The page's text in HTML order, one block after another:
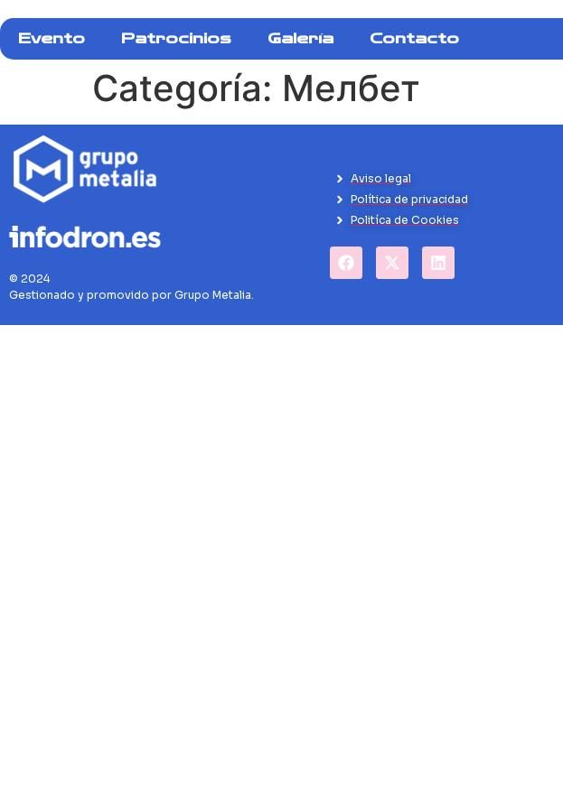
Evento Patrocinios Galería Contacto
Categoría: Мелбет
© 2024
Gestionado y promovido por Grupo Metalia.
Aviso legal
Política de privacidad
Politíca de Cookies